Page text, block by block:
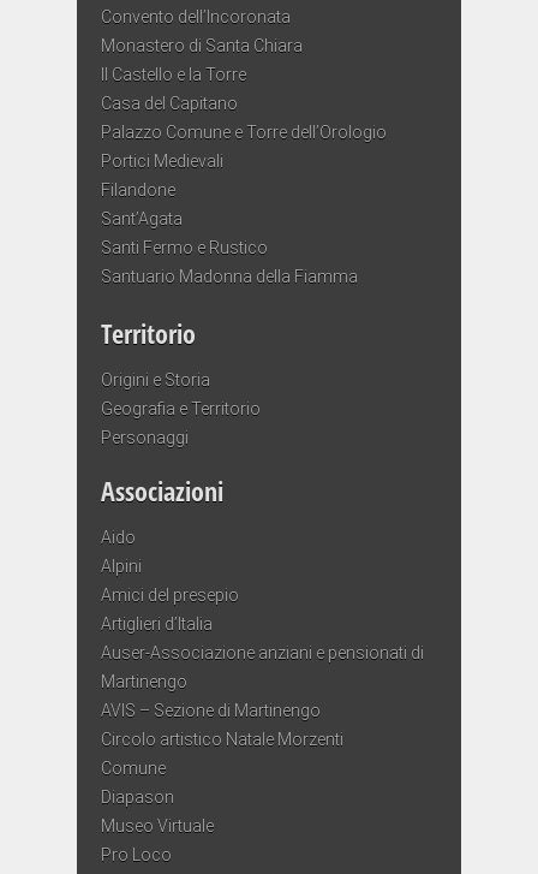
Convento dell’Incoronata
Monastero di Santa Chiara
Il Castello e la Torre
Casa del Capitano
Palazzo Comune e Torre dell’Orologio
Portici Medievali
Filandone
Sant’Agata
Santi Fermo e Rustico
Santuario Madonna della Fiamma
Territorio
Origini e Storia
Geografia e Territorio
Personaggi
Associazioni
Aido
Alpini
Amici del presepio
Artiglieri d’Italia
Auser-Associazione anziani e pensionati di
Martinengo
AVIS – Sezione di Martinengo
Circolo artistico Natale Morzenti
Comune
Diapason
Museo Virtuale
Pro Loco